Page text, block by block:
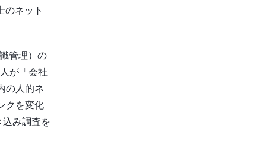
のネット
管理）の
が「会社
の人的ネ
クを変化
み調査を